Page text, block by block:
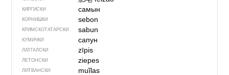
КИРГИСКИ самын
КОРНИШКИ sebon
КРИМСКОТАТАРСКИ sabun
КУМИЧКИ сапун
ЛАТГАЛСКИ zīpis
ЛЕТОНСКИ ziepes
ЛИТВАНСКИ muĩlas